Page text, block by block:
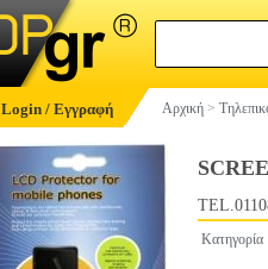
Login / Εγγραφή Αρχική >
Κατηγορία